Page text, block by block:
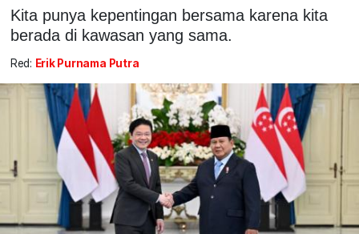
Kita punya kepentingan bersama karena kita
berada di kawasan yang sama.
Red: Erik Purnama Putra